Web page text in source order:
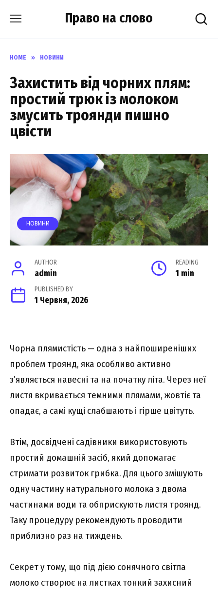
Право на слово
HOME » НОВИНИ
Захистить від чорних плям:
простий трюк із молоком
змусить троянди пишно
цвісти
НОВИНИ
AUTHOR
admin
READING
1 min
PUBLISHED BY
1 Червня, 2026
Чорна плямистість — одна з найпоширеніших
проблем троянд, яка особливо активно
з’являється навесні та на початку літа. Через неї
листя вкривається темними плямами, жовтіє та
опадає, а самі кущі слабшають і гірше цвітуть.
Втім, досвідчені садівники використовують
простий домашній засіб, який допомагає
стримати розвиток грибка. Для цього змішують
одну частину натурального молока з двома
частинами води та обприскують листя троянд.
Таку процедуру рекомендують проводити
приблизно раз на тиждень.
Секрет у тому, що під дією сонячного світла
молоко створює на листках тонкий захисний